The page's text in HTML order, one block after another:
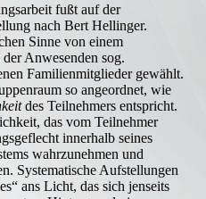
fußt auf der
nach Bert Hellinger.
Sinne von einem
Anwesenden sog.
Familienmitglieder gewählt.
so angeordnet, wie
des Teilnehmers entspricht.
das vom Teilnehmer
innerhalb seines
wahrzunehmen und
Systematische Aufstellungen
ans Licht, das sich jenseits